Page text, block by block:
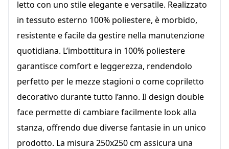
letto con uno stile elegante e versatile. Realizzato
in tessuto esterno 100% poliestere, è morbido,
resistente e facile da gestire nella manutenzione
quotidiana. L’imbottitura in 100% poliestere
garantisce comfort e leggerezza, rendendolo
perfetto per le mezze stagioni o come copriletto
decorativo durante tutto l’anno. Il design double
face permette di cambiare facilmente look alla
stanza, offrendo due diverse fantasie in un unico
prodotto. La misura 250x250 cm assicura una